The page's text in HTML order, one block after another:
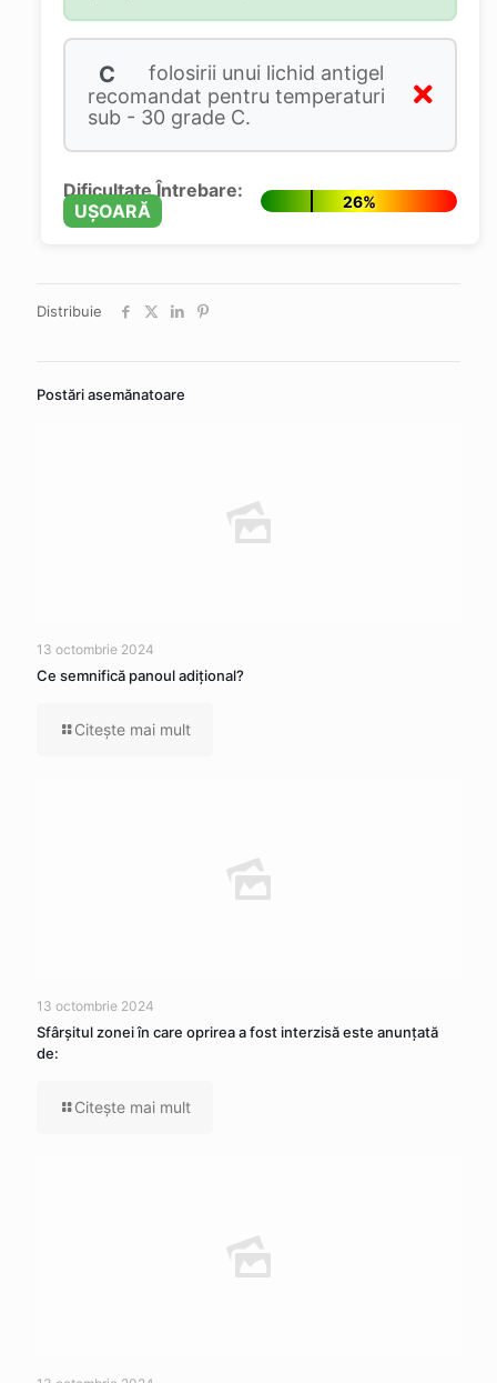
C
folosirii unui lichid antigel
recomandat pentru temperaturi
sub - 30 grade C.
Dificultate Întrebare:
UȘOARĂ
26%
Distribuie
Postări asemănatoare
13 octombrie 2024
Ce semnifică panoul adițional?
Citeşte mai mult
13 octombrie 2024
Sfârșitul zonei în care oprirea a fost interzisă este anunțată
de:
Citeşte mai mult